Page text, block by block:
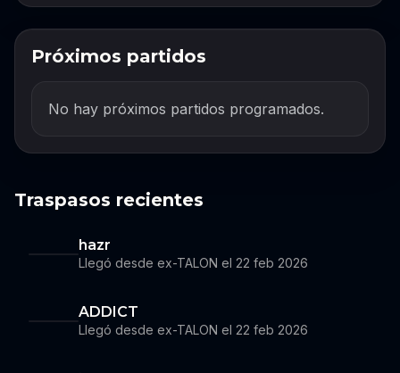
Próximos partidos
No hay próximos partidos programados.
Traspasos recientes
hazr
Llegó desde ex-TALON el 22 feb 2026
ADDICT
Llegó desde ex-TALON el 22 feb 2026